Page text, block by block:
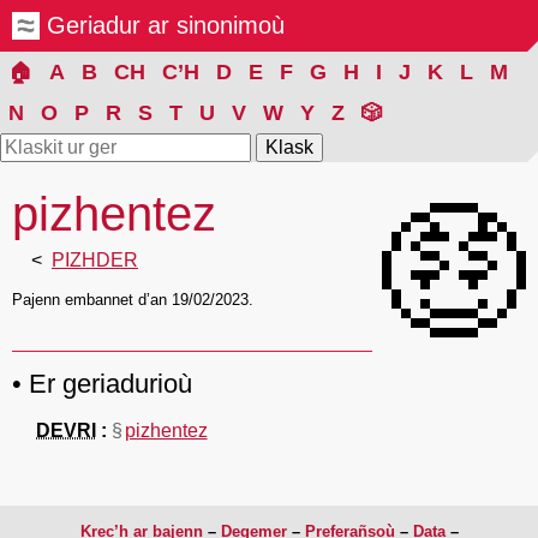
Geriadur ar sinonimoù
🏠 A B CH C’H D E F G H I J K L
M
N
O P R S T U V W Y Z 🎲
🤑
pizhentez
PIZHDER
Pajenn embannet d’an 19/02/2023.
Er geriadurioù
DEVRI § pizhentez
Krec’h ar bajenn Degemer Preferañsoù
Data